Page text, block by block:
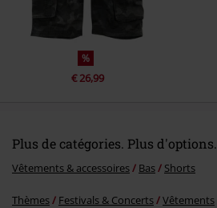
%
€ 26,99
Plus de catégories. Plus d'options.
Vêtements & accessoires Bas Shorts
Thèmes Festivals & Concerts Vêtements